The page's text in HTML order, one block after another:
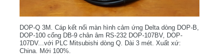
DOP-Q 3M. Cáp kết nối màn hình cảm ứng Delta dòng DOP-B,
DOP-100 cổng DB-9 chân âm RS-232 DOP-107BV, DOP-
107DV...với PLC Mitsubishi dòng Q. Dài 3 mét. Xuất xứ:
China. Mới 100%.